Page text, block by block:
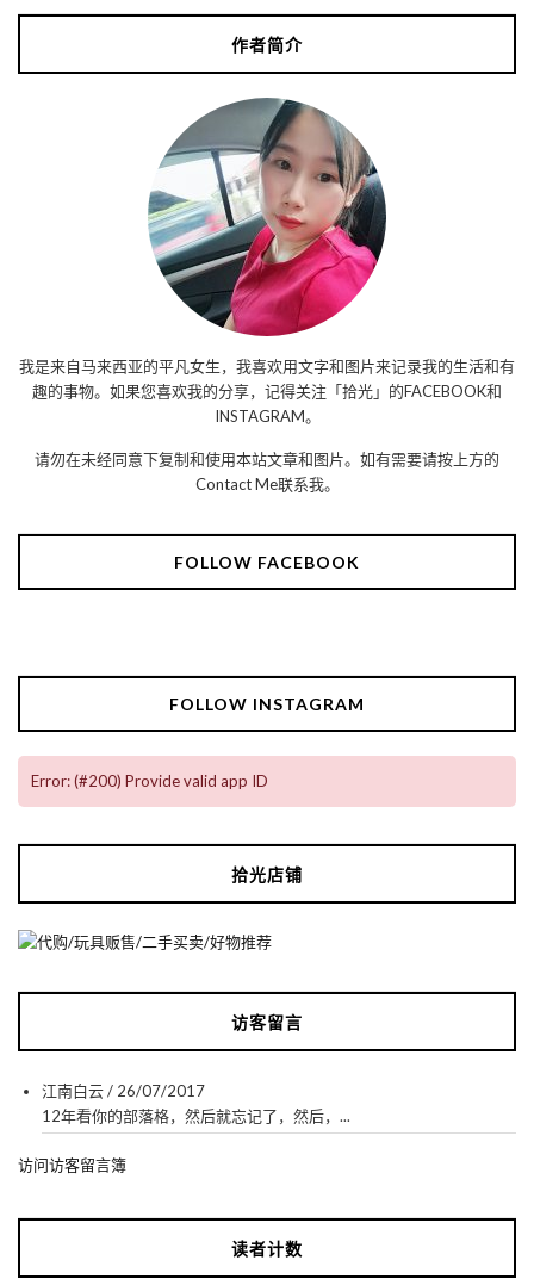
作者简介
我是来自马来西亚的平凡女生，我喜欢用文字和图片来记录我的生活和有
趣的事物。如果您喜欢我的分享，记得关注「拾光」的FACEBOOK和
INSTAGRAM。
请勿在未经同意下复制和使用本站文章和图片。如有需要请按上方的
Contact Me联系我。
FOLLOW FACEBOOK
FOLLOW INSTAGRAM
Error: (#200) Provide valid app ID
拾光店铺
访客留言
江南白云/ 26/07/2017
12年看你的部落格，然后就忘记了，然后，...
访问访客留言簿
读者计数